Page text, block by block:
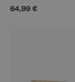
64,99 €